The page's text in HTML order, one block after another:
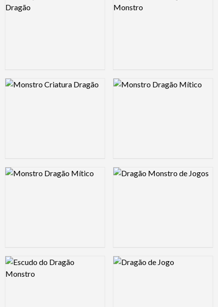
Logo Preview Image Logo Preview Image
Logo Preview Image Logo Preview Image
Logo Preview Image Logo Preview Image